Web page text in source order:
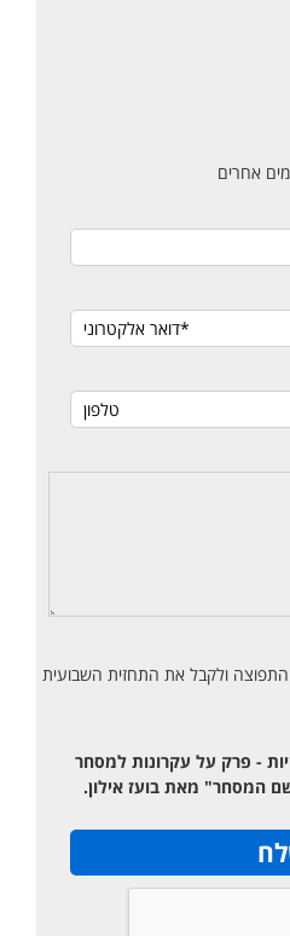
אחרים
ולקבל את התחזית השבועית
- פרק על עקרונות למסחר
המסחר" מאת בועז אילון.